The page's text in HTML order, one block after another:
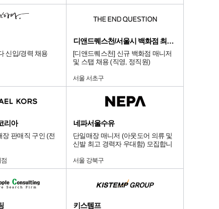
신입/경력 채용
디앤드퀘스천/서울시 백화점 최상급 점
[디앤드퀘스천] 신규 백화점 매니저
및 스탭 채용 (직영, 정직원)
서울 서초구
리아
판매직 구인 (전
네파서울수유
단일매장 매니저 (아웃도어 의류 및
신발 최고 경력자 우대함) 모집합니
서울 강북구
키스템프